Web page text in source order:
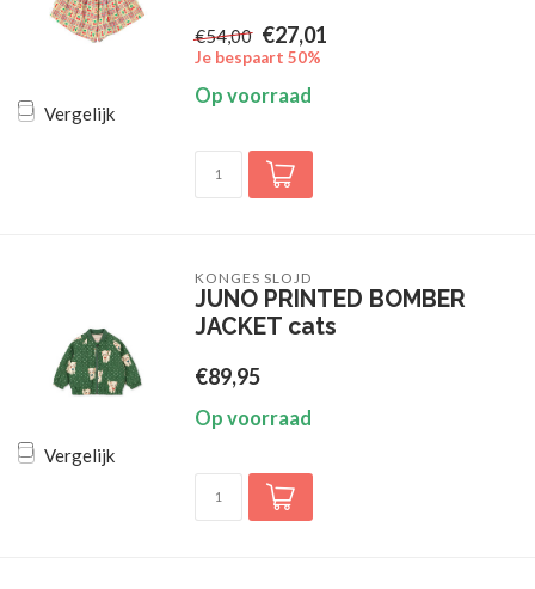
Vergelijk
€54,00 €27,01
Je bespaart 50%
Op voorraad
Vergelijk
KONGES SLOJD
JUNO PRINTED BOMBER
JACKET cats
€89,95
Op voorraad